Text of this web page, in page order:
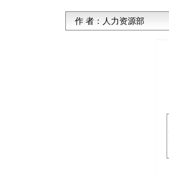
作 者： 人力资源部